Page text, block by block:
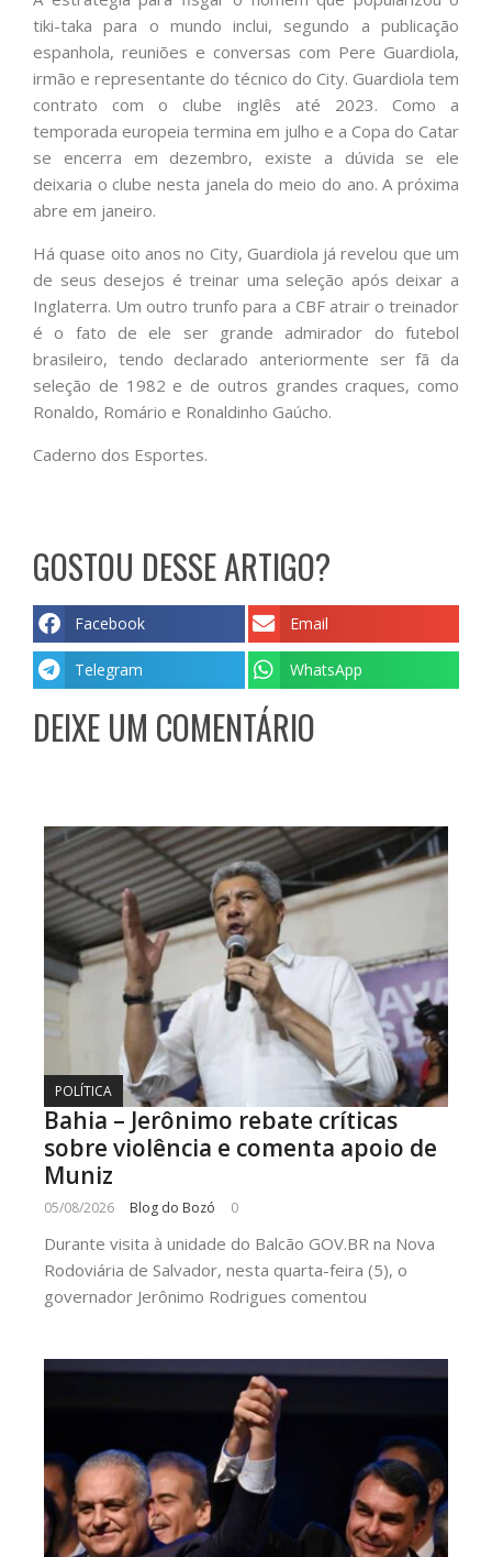
tiki-taka para o mundo inclui, segundo a publicação
espanhola, reuniões e conversas com Pere Guardiola,
irmão e representante do técnico do City. Guardiola tem
contrato com o clube inglês até 2023. Como a
temporada europeia termina em julho e a Copa do Catar
se encerra em dezembro, existe a dúvida se ele
deixaria o clube nesta janela do meio do ano. A próxima
abre em janeiro.
Há quase oito anos no City, Guardiola já revelou que um
de seus desejos é treinar uma seleção após deixar a
Inglaterra. Um outro trunfo para a CBF atrair o treinador
é o fato de ele ser grande admirador do futebol
brasileiro, tendo declarado anteriormente ser fã da
seleção de 1982 e de outros grandes craques, como
Ronaldo, Romário e Ronaldinho Gaúcho.
Caderno dos Esportes.
GOSTOU DESSE ARTIGO?
Facebook Email
Telegram WhatsApp
DEIXE UM COMENTÁRIO
POLÍTICA
Bahia – Jerônimo rebate críticas
sobre violência e comenta apoio de
Muniz
05/08/2026 Blog do Bozó 0
Durante visita à unidade do Balcão GOV.BR na Nova
Rodoviária de Salvador, nesta quarta-feira (5), o
governador Jerônimo Rodrigues comentou